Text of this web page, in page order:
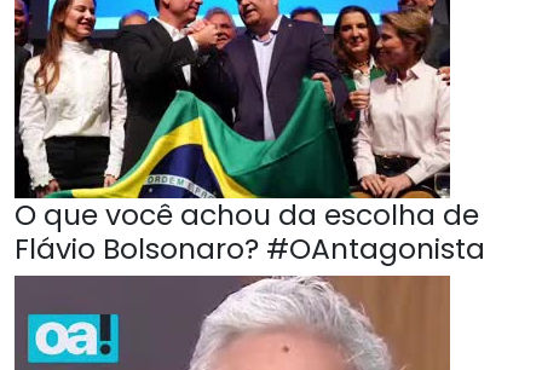
O que você achou da escolha de
Flávio Bolsonaro? #OAntagonista